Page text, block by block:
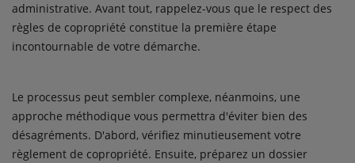
administrative. Avant tout, rappelez-vous que le respect des
règles de copropriété constitue la première étape
incontournable de votre démarche.
Le processus peut sembler complexe, néanmoins, une
approche méthodique vous permettra d'éviter bien des
désagréments. D'abord, vérifiez minutieusement votre
règlement de copropriété. Ensuite, préparez un dossier